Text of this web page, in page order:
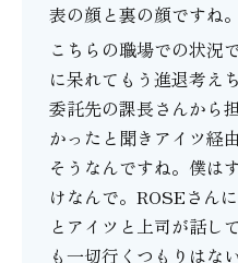
表の顔と裏の顔ですね
こちらの職場での状況
に呆れてもう進退考え
委託先の課長さんから
かったと聞きアイツ経
そうなんですね。僕は
けなんで。ROSEさん
とアイツと上司が話し
も一切行くつもりはな